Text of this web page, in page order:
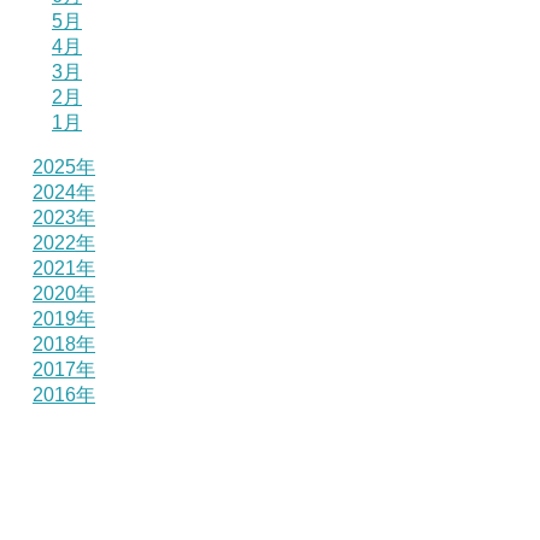
5月
4月
3月
2月
1月
2025年
2024年
2023年
2022年
2021年
2020年
2019年
2018年
2017年
2016年